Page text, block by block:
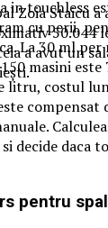
Zoia Staicu
50.044
a avut un
in touchless
cu perii,
La 30 ml per
masini
litru, costul
compensat
decide daca
pentru